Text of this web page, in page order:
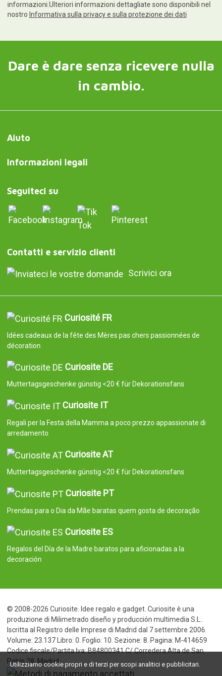
informazioni.Ulteriori informazioni dettagliate sono disponibili nel
nostro Informativa sulla privacy e sulla protezione dei dati
Dare è dare senza ricevere nulla
in cambio.
Aiuto
Informazioni legali
Seguiteci su
Contatti e servizio clienti
Scrivici ora
Curiosité FR
Idées cadeaux de la fête des Mères pas chers passionnées de
décoration
Curiosite DE
Muttertagsgeschenke günstig <20 € für Dekorationsfans
Curiosite IT
Regali per la Festa della Mamma a poco prezzo appassionate di
arredamento
Curiosite AT
Muttertagsgeschenke günstig <20 € für Dekorationsfans
Curiosite PT
Prendas para o Dia da Mãe baratas quem gosta de decoração
Curiosite ES
Regalos del Día de la Madre baratos para aficionadas a la
decoración
© 2008-2026 Curiosite. Idee regalo e gadget. Curiosite è una
produzione di Milimetrado diseño y producción multimedia S.L..
Iscritta al Registro delle Imprese di Madrid dal 7 settembre 2006.
Volume: 23.137 Libro: 0. Foglio: 10. Sezione: 8. Pagina: M-414659
Codice fiscale/Partita Iva: B84800341 C/ Corredera Alta de San
Pablo 28, Madrid
Utilizziamo cookie propri e di terzi per scopi analitici e pubblicitari.